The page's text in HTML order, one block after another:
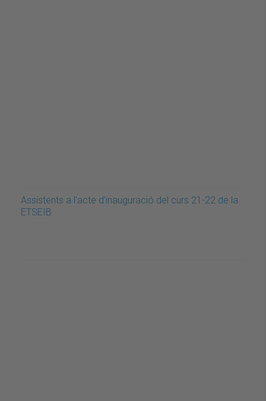
Assistents a l'acte d'inauguració del curs 21-22 de la
ETSEIB